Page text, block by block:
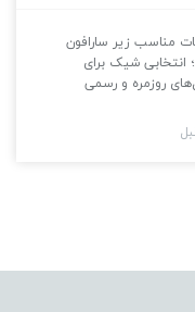
مناسب زیر سارافون
انتخابی شیک برای
روزمره و رسمی